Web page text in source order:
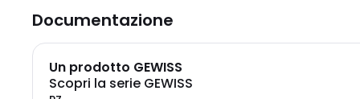
Documentazione
Un prodotto GEWISS
Scopri la serie GEWISS